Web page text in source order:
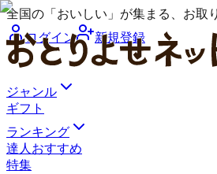
全国の「おいしい」が集まる、お取
ログイン
新規登録
ジャンル
ギフト
ランキング
達人おすすめ
特集